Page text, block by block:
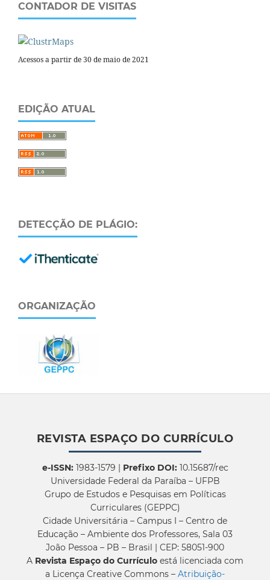
CONTADOR DE VISITAS
Acessos a partir de 30 de maio de 2021
EDIÇÃO ATUAL
DETECÇÃO DE PLÁGIO:
ORGANIZAÇÃO
REVISTA ESPAÇO DO CURRÍCULO
e-ISSN:1983-1579 | Prefixo DOI:10.15687/rec
Universidade Federal da Paraíba – UFPB
Grupo de Estudos e Pesquisas em Políticas
Curriculares (GEPPC)
Cidade Universitária – Campus I – Centro de
Educação – Ambiente dos Professores, Sala 03
João Pessoa – PB – Brasil | CEP: 58051-900
A Revista Espaço do Currículo está licenciada com
a Licença Creative Commons – Atribuição-